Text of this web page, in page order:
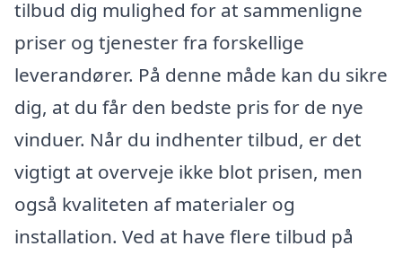
tilbud dig mulighed for at sammenligne
priser og tjenester fra forskellige
leverandører. På denne måde kan du sikre
dig, at du får den bedste pris for de nye
vinduer. Når du indhenter tilbud, er det
vigtigt at overveje ikke blot prisen, men
også kvaliteten af materialer og
installation. Ved at have flere tilbud på